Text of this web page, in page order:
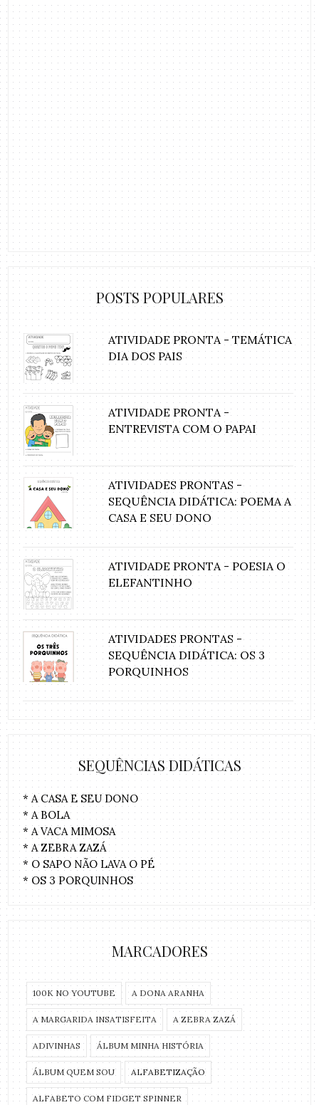
POSTS POPULARES
ATIVIDADE PRONTA - TEMÁTICA
DIA DOS PAIS
ATIVIDADE PRONTA -
ENTREVISTA COM O PAPAI
ATIVIDADES PRONTAS -
SEQUÊNCIA DIDÁTICA: POEMA A
CASA E SEU DONO
ATIVIDADE PRONTA - POESIA O
ELEFANTINHO
ATIVIDADES PRONTAS -
SEQUÊNCIA DIDÁTICA: OS 3
PORQUINHOS
SEQUÊNCIAS DIDÁTICAS
* A CASA E SEU DONO
* A BOLA
* A VACA MIMOSA
* A ZEBRA ZAZÁ
* O SAPO NÃO LAVA O PÉ
* OS 3 PORQUINHOS
MARCADORES
100K NO YOUTUBE A DONA ARANHA
A MARGARIDA INSATISFEITA A ZEBRA ZAZÁ
ADIVINHAS ÁLBUM MINHA HISTÓRIA
ÁLBUM QUEM SOU ALFABETIZAÇÃO
ALFABETO COM FIDGET SPINNER